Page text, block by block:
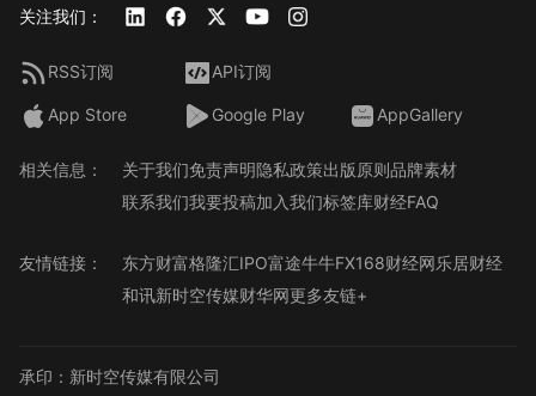
关注我们：
RSS订阅 API订阅
App Store Google Play AppGallery
相关信息： 关于我们免责声明隐私政策出版原则品牌素材
联系我们我要投稿加入我们标签库财经FAQ
友情链接： 东方财富格隆汇IPO富途牛牛FX168财经网乐居财经
和讯新时空传媒财华网更多友链+
承印：新时空传媒有限公司